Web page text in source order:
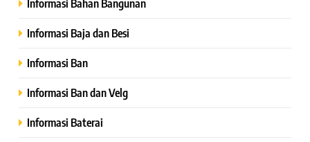
Informasi Bahan Bangunan
Informasi Baja dan Besi
Informasi Ban
Informasi Ban dan Velg
Informasi Baterai